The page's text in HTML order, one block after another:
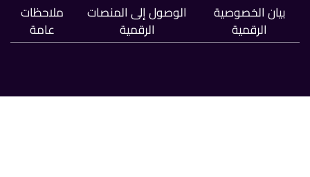
بيان الخصوصية
الرقمية
الوصول إلى المنصات
الرقمية
ملاحظات
عامة